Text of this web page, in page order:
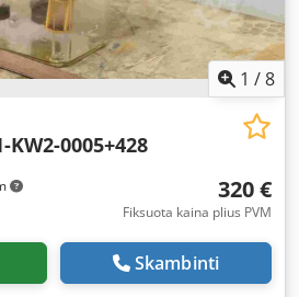
1 /8
KW2-0005+428
320 €
Fiksuota kaina plius PVM
Skambinti